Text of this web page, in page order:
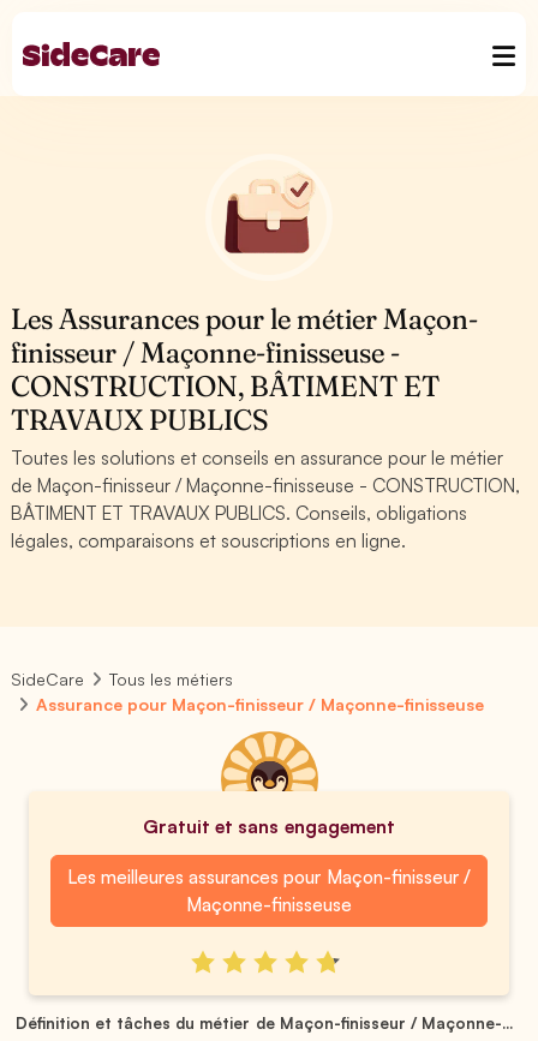
Les Assurances pour le métier Maçon-
finisseur / Maçonne-finisseuse -
CONSTRUCTION, BÂTIMENT ET
TRAVAUX PUBLICS
Toutes les solutions et conseils en assurance pour le métier
de Maçon-finisseur / Maçonne-finisseuse - CONSTRUCTION,
BÂTIMENT ET TRAVAUX PUBLICS. Conseils, obligations
légales, comparaisons et souscriptions en ligne.
SideCare
Tous les métiers
Assurance pour Maçon-finisseur / Maçonne-finisseuse
Gratuit et sans engagement
Les meilleures assurances pour Maçon-finisseur /
Maçonne-finisseuse
Définition et tâches du métier de Maçon-finisseur / Maçonne-...